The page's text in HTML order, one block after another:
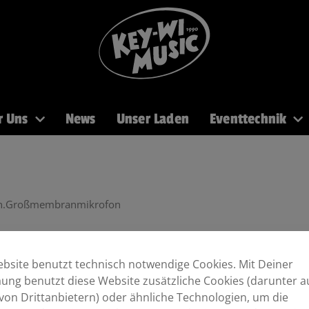
Uns News Unser Laden Eventtechnik
benutzt technisch notwendige Cookies. Mit Deiner
benutzt diese Website zusätzliche Cookies (darunter
Drittanbietern) oder ähnliche Technologien, um die